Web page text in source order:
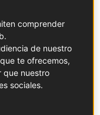
gastronómica
los no iniciados,
muchas zonas de
bouchons
comprender
de nuestro
te ofrecemos,
que nuestro
sociales.